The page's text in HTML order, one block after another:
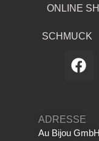
ONLINE
SCHMUCK
ADRESSE
Au Bijou GmbH